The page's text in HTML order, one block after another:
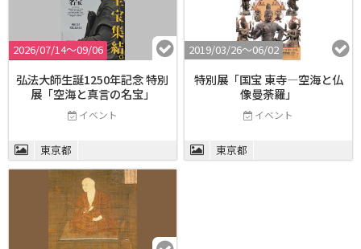
2026/07/14〜09/06
弘法大師生誕1250年記念 特別
展「空海と真言の名宝」
イベント
東京都
2019/03/26〜06/02
特別展「国宝 東寺―空海と仏
像曼荼羅」
イベント
東京都